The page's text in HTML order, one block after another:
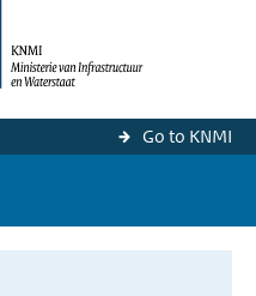
Go to KNMI